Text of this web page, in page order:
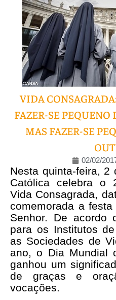
VIDA
FAZER-SE
MAS FAZER-SE
02/02/
Nesta quinta-feira, 2
Católica celebra o
Vida Consagrada,
comemorada a
Senhor. De acordo
para os Institutos
as Sociedades de
ano, o Dia Mundial
ganhou um
de graças e
vocações.